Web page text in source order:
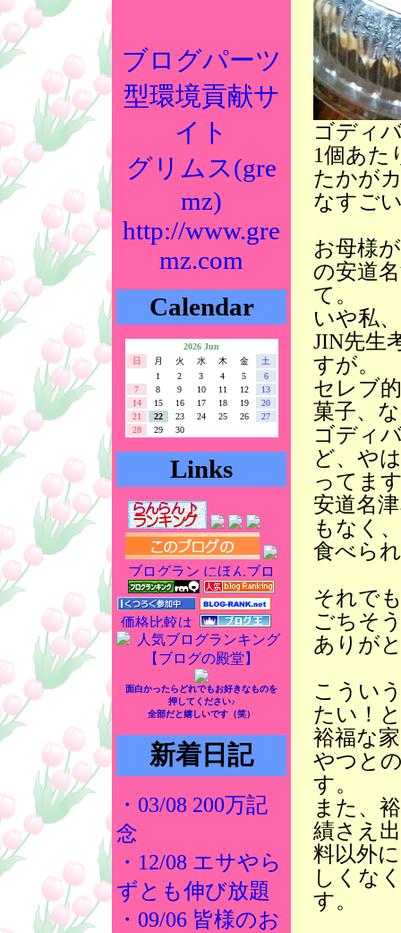
ブログパーツ
型環境貢献サ
イト
グリムス(gre
mz)
http://www.gre
mz.com
Calendar
2026 Jun
日
月 火 水 木 金
土
1
2 3 4 5
6
7
8 9 10 11 12
13
14
15 16 17 18 19
20
21
22 23 24 25 26
27
28
29 30
Links
面白かったらどれでもお好きなものを
押してください♪
全部だと嬉しいです（笑）
新着日記
・03/08 200万記
念
・12/08 エサやら
ずとも伸び放題
・09/06 皆様のお
ゴディ
1個あた
たかが
なすご
お母様
の安道
て。
いや私
JIN先生
すが。
セレブ
菓子、
ゴディ
ど、や
ってま
安道名
もなく
食べら
それで
ごちそ
ありが
こうい
たい！
裕福な
やつと
す。
また、
績さえ
料以外
しくな
す。